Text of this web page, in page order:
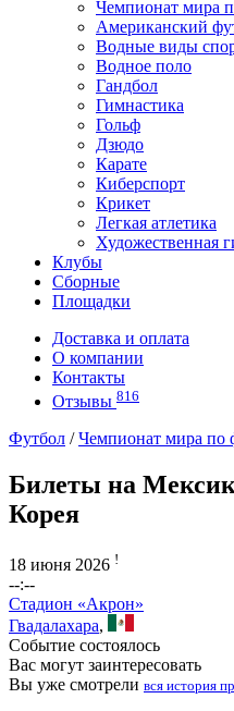
Чемпионат мира
Американский
Водные виды
Водное поло
Гандбол
Гимнастика
Гольф
Дзюдо
Карате
Киберспорт
Крикет
Легкая атлетика
Художественная
Клубы
Сборные
Площадки
Доставка и оплата
О компании
Контакты
Отзывы 816
Футбол /Чемпионат мира по
Билеты на
Корея
18 июня 2026 !
--:--
Стадион «Акрон»
Гвадалахара,
Событие состоялось
Вас могут заинтересовать
Вы уже смотрели вся история